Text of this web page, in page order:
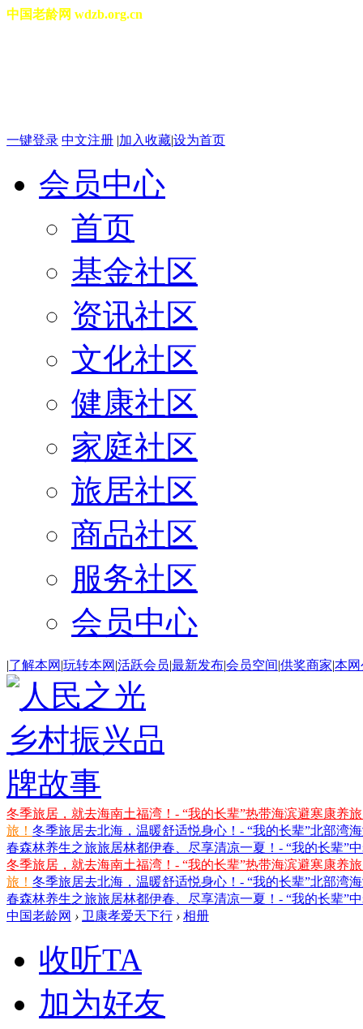
中国老龄网 wdzb.org.cn
一键登录 中文注册 |加入收藏|设为首页
会员中心
首页
基金社区
资讯社区
文化社区
健康社区
家庭社区
旅居社区
商品社区
服务社区
会员中心
|了解本网 |玩转本网 |活跃会员|最新发布|会员空间|供奖商家|本
冬季旅居，就去海南土福湾！- “我的长辈”热带海滨避寒康养
旅！ 冬季旅居去北海，温暖舒适悦身心！- “我的长辈”北部湾
春森林养生之旅旅居林都伊春、尽享清凉一夏！- “我的长辈”
冬季旅居，就去海南土福湾！- “我的长辈”热带海滨避寒康养
旅！ 冬季旅居去北海，温暖舒适悦身心！- “我的长辈”北部湾
春森林养生之旅旅居林都伊春、尽享清凉一夏！- “我的长辈”
中国老龄网 › 卫康孝爱天下行 › 相册
收听TA
加为好友